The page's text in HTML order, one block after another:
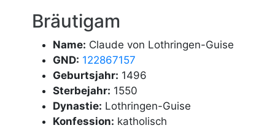
Bräutigam
Name: Claude von Lothringen-Guise
GND: 122867157
Geburtsjahr: 1496
Sterbejahr: 1550
Dynastie: Lothringen-Guise
Konfession: katholisch